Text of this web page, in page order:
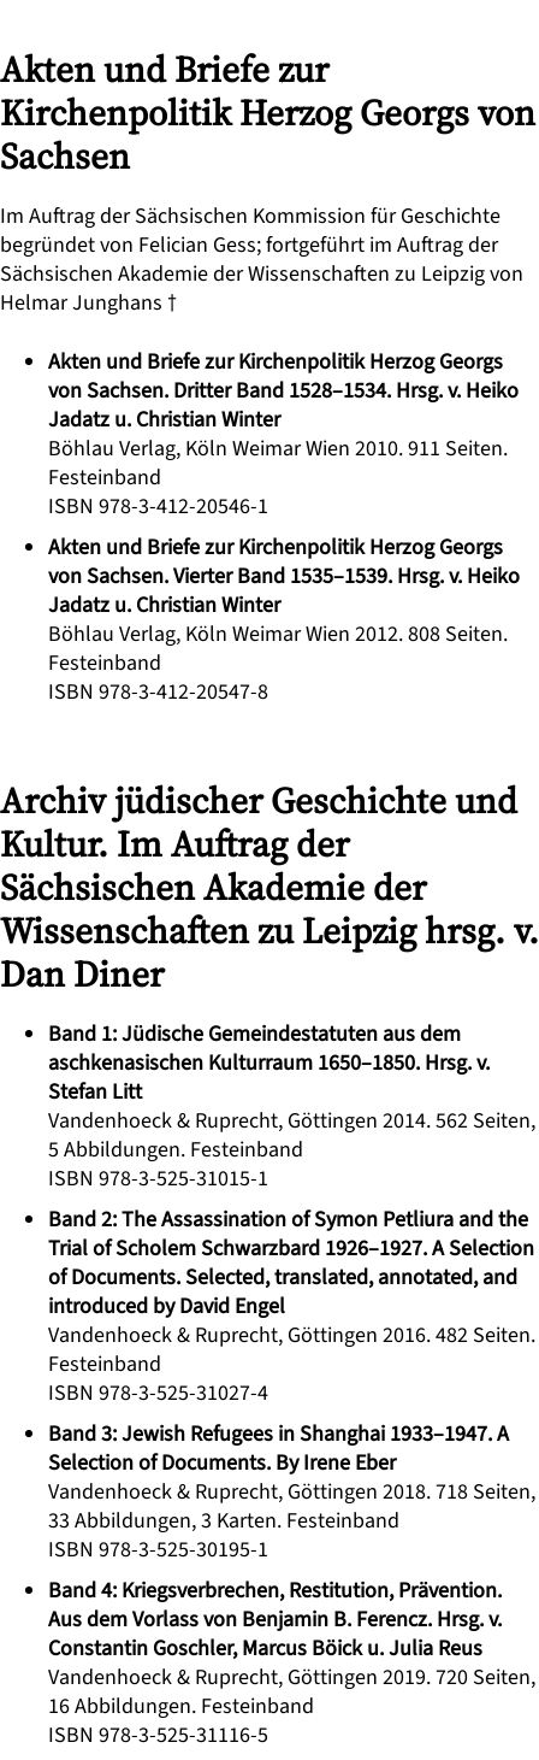
Akten und Briefe zur
Kirchenpolitik Herzog Georgs von
Sachsen
Im Auftrag der Sächsischen Kommission für Geschichte
begründet von Felician Gess; fortgeführt im Auftrag der
Sächsischen Akademie der Wissenschaften zu Leipzig von
Helmar Junghans †
Akten und Briefe zur Kirchenpolitik Herzog Georgs
von Sachsen. Dritter Band 1528–1534. Hrsg. v. Heiko
Jadatz u. Christian Winter
Böhlau Verlag, Köln Weimar Wien 2010. 911 Seiten.
Festeinband
ISBN 978-3-412-20546-1
Akten und Briefe zur Kirchenpolitik Herzog Georgs
von Sachsen. Vierter Band 1535–1539. Hrsg. v. Heiko
Jadatz u. Christian Winter
Böhlau Verlag, Köln Weimar Wien 2012. 808 Seiten.
Festeinband
ISBN 978-3-412-20547-8
Archiv jüdischer Geschichte und
Kultur. Im Auftrag der
Sächsischen Akademie der
Wissenschaften zu Leipzig hrsg. v.
Dan Diner
Band 1: Jüdische Gemeindestatuten aus dem
aschkenasischen Kulturraum 1650–1850. Hrsg. v.
Stefan Litt
Vandenhoeck & Ruprecht, Göttingen 2014. 562 Seiten,
5 Abbildungen. Festeinband
ISBN 978-3-525-31015-1
Band 2: The Assassination of Symon Petliura and the
Trial of Scholem Schwarzbard 1926–1927. A Selection
of Documents. Selected, translated, annotated, and
introduced by David Engel
Vandenhoeck & Ruprecht, Göttingen 2016. 482 Seiten.
Festeinband
ISBN 978-3-525-31027-4
Band 3: Jewish Refugees in Shanghai 1933–1947. A
Selection of Documents. By Irene Eber
Vandenhoeck & Ruprecht, Göttingen 2018. 718 Seiten,
33 Abbildungen, 3 Karten. Festeinband
ISBN 978-3-525-30195-1
Band 4: Kriegsverbrechen, Restitution, Prävention.
Aus dem Vorlass von Benjamin B. Ferencz. Hrsg. v.
Constantin Goschler, Marcus Böick u. Julia Reus
Vandenhoeck & Ruprecht, Göttingen 2019. 720 Seiten,
16 Abbildungen. Festeinband
ISBN 978-3-525-31116-5